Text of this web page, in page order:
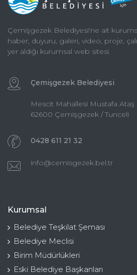
Çemişgezek Belediyesi'ne ait
haber, duyuru, galeri, video, proje,
yer aldığı kurumsal web sitesi.
Çemişgezek Belediyesi
Mescit Mahallesi Mustafa Ataş
62600 Çemişgezek / Tunceli
0428 611 21 32
info@cemisgezek.bel.tr
Kurumsal
Belediye Teşkilat Şeması
Belediye Meclisi
Birim Müdürlükleri
Eski Belediye Başkanları